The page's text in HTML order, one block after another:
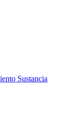
Sustancia